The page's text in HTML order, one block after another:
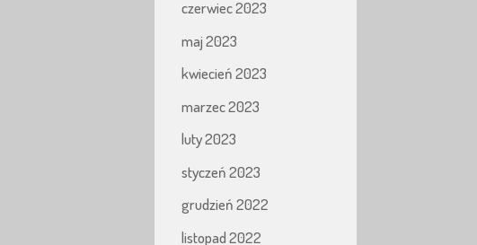
czerwiec 2023
maj 2023
kwiecień 2023
marzec 2023
luty 2023
styczeń 2023
grudzień 2022
listopad 2022